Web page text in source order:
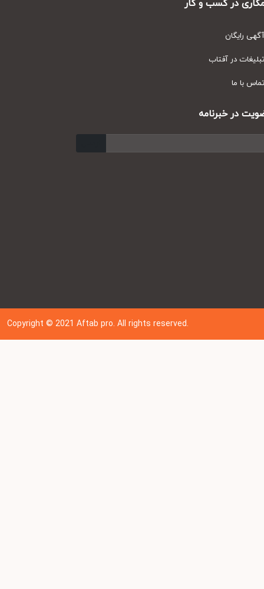
در کسب و کار
رایگان
در آفتاب
با ما
در خبرنامه
Copyright © 202 1Aftab pro. All rights reserved.